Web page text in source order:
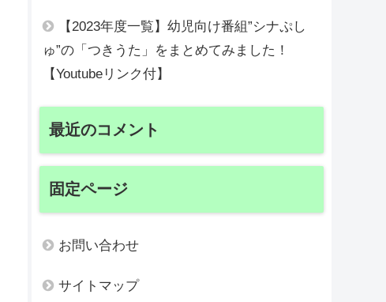
【2023年度一覧】幼児向け番組”シナぷし
ゅ”の「つきうた」をまとめてみました！
【Youtubeリンク付】
最近のコメント
固定ページ
お問い合わせ
サイトマップ